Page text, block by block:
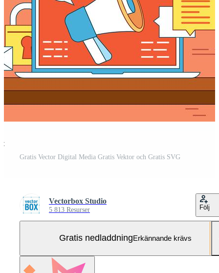
Gratis Vector Digital Media Gratis Vektor och Gratis SVG
Vectorbox Studio
5 813 Resurser Följ
Gratis nedladdningErkännande krävs